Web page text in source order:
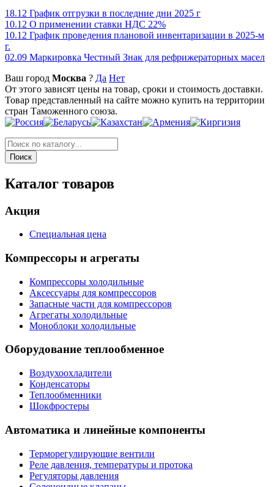
18.12 График отгрузки в последние дни 2025 г
10.12 О применении ставки НДС 22%
10.12 График проведения плановой инвентаризации в 2025-м
г.
02.09 Маркировка Честный Знак для рефрижераторных масел
Ваш город Москва ? Да Нет
От этого зависят цены на товар, сроки и стоимость доставки.
Товар представленный на сайте можно купить на территории
стран Таможенного союза.
Каталог товаров
Акция
Специальная цена
Компрессоры и агрегаты
Компрессоры холодильные
Аксессуары для компрессоров
Запасные части для компрессоров
Агрегаты холодильные
Моноблоки холодильные
Оборудование теплообменное
Воздухоохладители
Конденсаторы
Теплообменники
Шокфростеры
Автоматика и линейные компоненты
Терморегулирующие вентили
Реле давления, температуры и протока
Регуляторы давления